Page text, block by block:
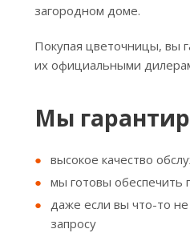
загородном доме.
Покупая цветочницы, вы
их официальными
Мы
высокое качество
мы готовы
даже если вы что-то
запросу